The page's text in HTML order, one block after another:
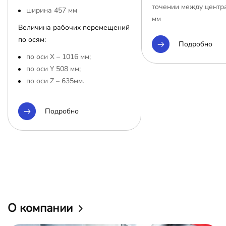
ширина 457 мм
Величина рабочих перемещений
по осям:
по оси Х – 1016 мм;
по оси Y 508 мм;
по оси Z – 635мм.
Подробно
точении между
мм
Подробно
О компании